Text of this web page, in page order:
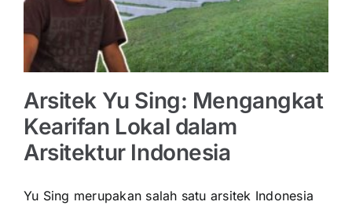
Arsitek Yu Sing: Mengangkat
Kearifan Lokal dalam
Arsitektur Indonesia
Yu Sing merupakan salah satu arsitek Indonesia